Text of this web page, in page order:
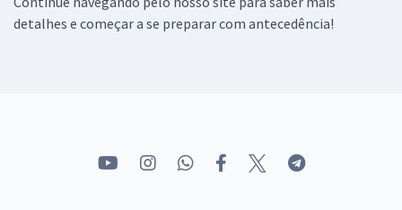
detalhes e começar a se preparar com antecedência!